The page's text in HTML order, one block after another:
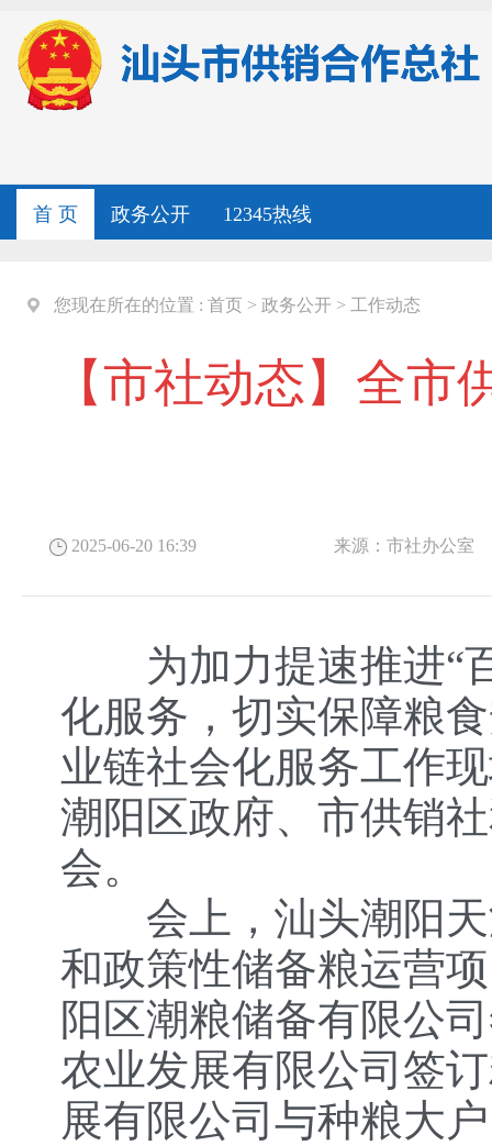
首 页 政务公开 12345热线
您现在所在的位置 : 首页 > 政务公开 > 工作动态
【市社动态】全
2025-06-20 16:39 来源：市社办公室
为加力提速推进“百
化服务，切实保障粮
业链社会化服务工作
潮阳区政府、市供销
会。
会上，汕头潮阳天
和政策性储备粮运营
阳区潮粮储备有限公
农业发展有限公司签
展有限公司与种粮大